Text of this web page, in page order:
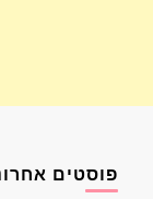
פוסטים